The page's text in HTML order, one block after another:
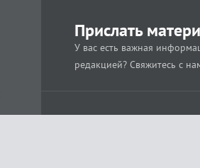
Прислать
У вас есть важная
редакцией? Свяжитесь с